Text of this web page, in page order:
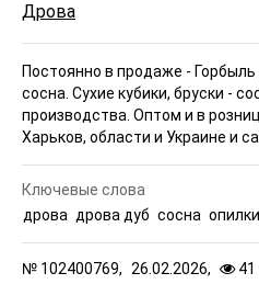
Дрова
Постоянно в продаже - Горбыль
сосна. Сухие кубики, бруски -
производства. Оптом и в
Харьков, области и Украине и
№ 102400769, 26.02.2026, 41
Ключевые слова
дрова дрова дуб сосна опилки